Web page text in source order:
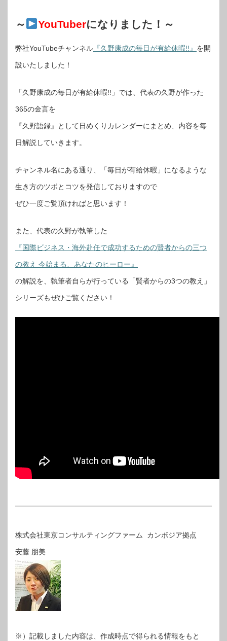
～ YouTuberになりました！～
弊社YouTubeチャンネル 『久野康成の毎日が有給休暇!!』 を開
設いたしました！
「久野康成の毎日が有給休暇!!」では、代表の久野が作った
365の金言を
『久野語録』として日めくりカレンダーにまとめ、内容を毎
日解説していきます。
チャンネル名にある通り、「毎日が有給休暇」になるような
生き方のツボとコツを発信しておりますので
ぜひ一度ご覧頂ければと思います！
また、代表の久野が執筆した
『国際ビジネス・海外赴任で成功するための賢者からの三つ
の教え 今始まる、あなたのヒーロー』
の解説を、執筆者自らが行っている「賢者からの3つの教え」
シリーズもぜひご覧ください！
株式会社東京コンサルティングファーム カンボジア拠点
安藤 朋美
※）記載しました内容は、作成時点で得られる情報をもと